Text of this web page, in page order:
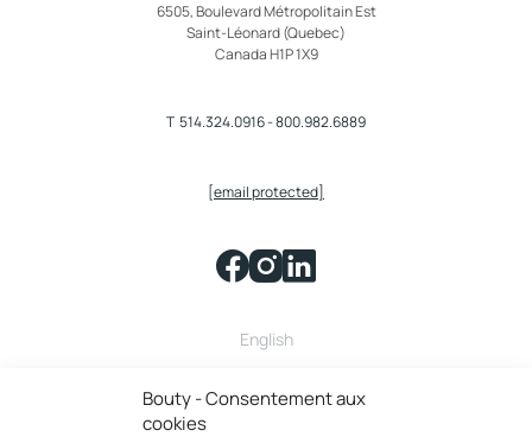
Bouty - Consentement aux
cookies
6505, Boulevard Métropolitain Est
Saint-Léonard (Quebec)
Canada H1P 1X9
T 514.324.0916-800.982.6889
[email protected]
English
Bouty fait partie de la famille